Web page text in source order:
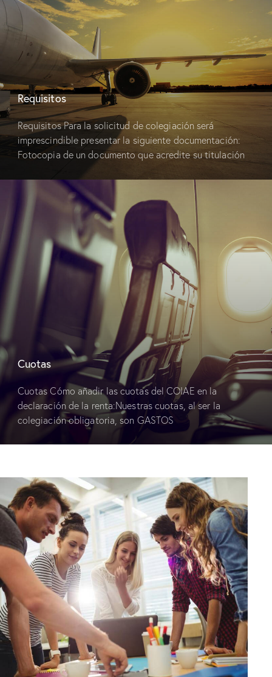
Requisitos
Requisitos Para la solicitud de colegiación será
imprescindible presentar la siguiente documentación:
Fotocopia de un documento que acredite su titulación
Habilitante en Ingeniería…
Cuotas
Cuotas Cómo añadir las cuotas del COIAE en la
declaración de la renta:Nuestras cuotas, al ser la
colegiación obligatoria, son GASTOS
DEDUCIBLES dentro del apartado de Rendimientos del